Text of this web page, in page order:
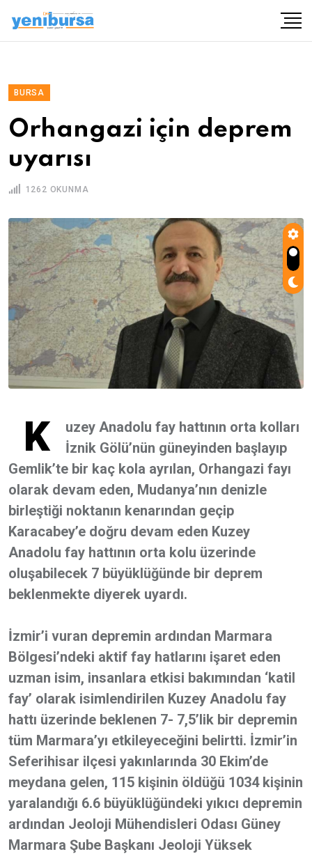
BURSA
Orhangazi için deprem
uyarısı
1262 OKUNMA
K
uzey Anadolu fay hattının orta kolları
İznik Gölü’nün güneyinden başlayıp
Gemlik’te bir kaç kola ayrılan, Orhangazi fayı
olarak devam eden, Mudanya’nın denizle
birleştiği noktanın kenarından geçip
Karacabey’e doğru devam eden Kuzey
Anadolu fay hattının orta kolu üzerinde
oluşabilecek 7 büyüklüğünde bir deprem
beklenmekte diyerek uyardı.
İzmir’i vuran depremin ardından Marmara
Bölgesi’ndeki aktif fay hatlarını işaret eden
uzman isim, insanlara etkisi bakımından ‘katil
fay’ olarak isimlendirilen Kuzey Anadolu fay
hattı üzerinde beklenen 7- 7,5’lik bir depremin
tüm Marmara’yı etkileyeceğini belirtti. İzmir’in
Seferihisar ilçesi yakınlarında 30 Ekim’de
meydana gelen, 115 kişinin öldüğü 1034 kişinin
yaralandığı 6.6 büyüklüğündeki yıkıcı depremin
ardından Jeoloji Mühendisleri Odası Güney
Marmara Şube Başkanı Jeoloji Yüksek